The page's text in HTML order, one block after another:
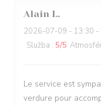
Alain L
2026-07-09 - 13:30 -
Služba : 5/5
Le service est
verdure pour